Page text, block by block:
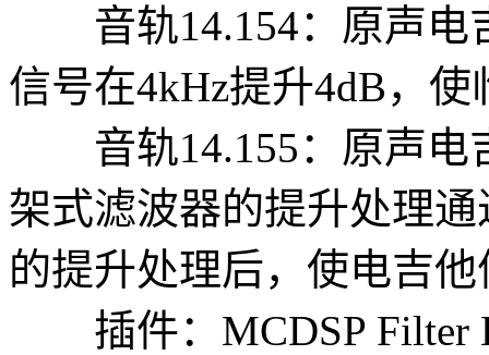
音轨14.154：原声电
信号在4kHz提升4dB，
音轨14.155：原声电
架式滤波器的提升处理
的提升处理后，使电吉
插件：MCDSP Filter